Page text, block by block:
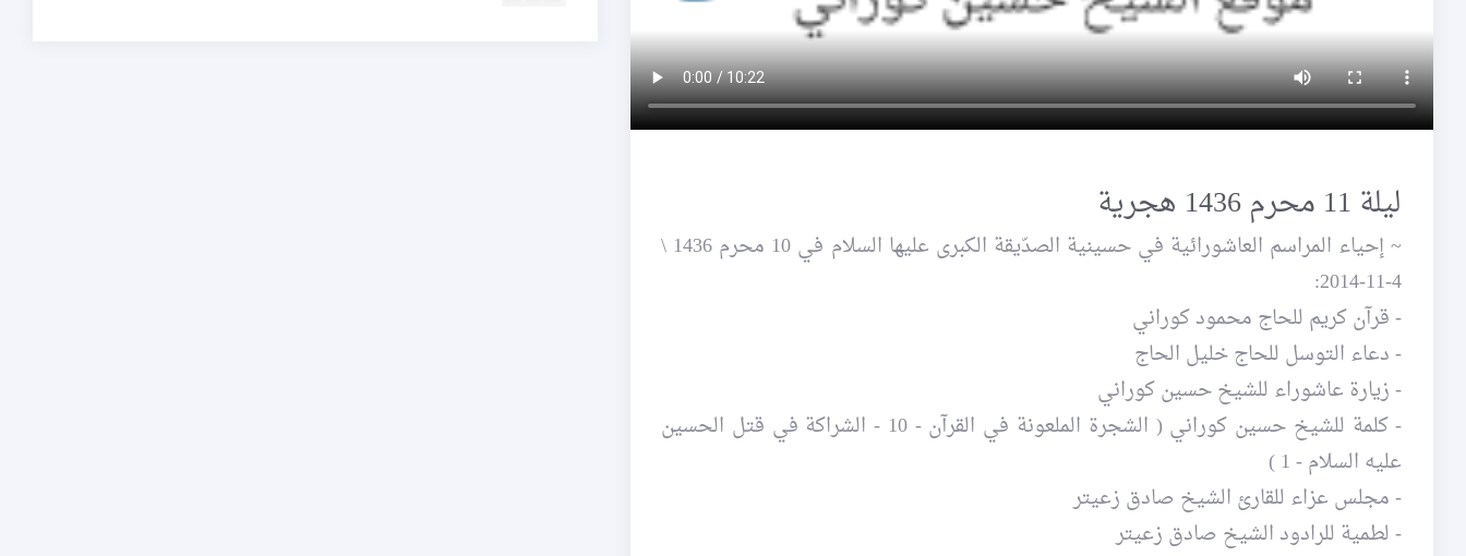
ليلة 11 محرم 1436 هجرية
~ إحياء المراسم العاشورائية في حسينية الصدّيقة الكبرى عليها السلام في 10 محرم 1436 \
4-11-2014:
- قرآن كريم للحاج محمود كوراني
- دعاء التوسل للحاج خليل الحاج
- زيارة عاشوراء للشيخ حسين كوراني
- كلمة للشيخ حسين كوراني ( الشجرة الملعونة في القرآن - 10 - الشراكة في قتل الحسين
عليه السلام - 1 )
- مجلس عزاء للقارئ الشيخ صادق زعيتر
- لطمية للرادود الشيخ صادق زعيتر